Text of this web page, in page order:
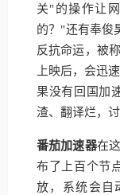
关"的操作让
的？"还有奉俊
反抗命运，被
上映后，会迅
果没有回国加
渣、翻译烂，
番茄加速器在
布了上百个节
放，系统会自